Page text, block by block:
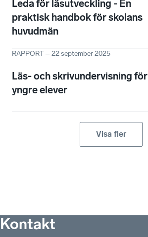
Leda för läsutveckling - En
praktisk handbok för skolans
huvudmän
RAPPORT –22 september 2025
Läs- och skrivundervisning för
yngre elever
Visa fler
Kontakt